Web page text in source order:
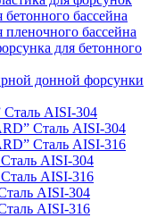
бассейна
бассейна
для бетонного
донной форсунки
Сталь AISI-304
Сталь AISI-304
Сталь AISI-316
AISI-304
AISI-316
AISI-304
AISI-316